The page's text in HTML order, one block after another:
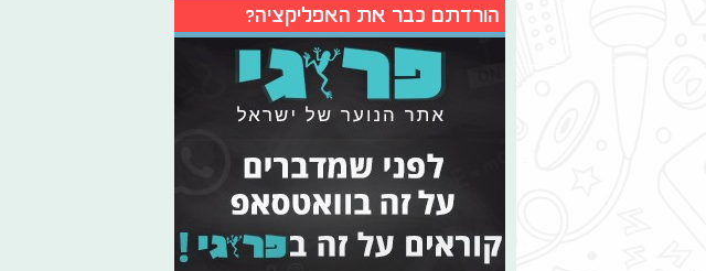
הורדתם כבר את האפליקציה?